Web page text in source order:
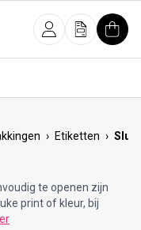
InloggenOfferte
› Etiketten ›
te openen zijn
print of kleur, bij